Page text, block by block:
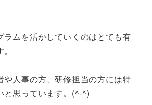
ラムを活かしていくのはとても有
や人事の方、研修担当の方には特
と思っています。(^-^)